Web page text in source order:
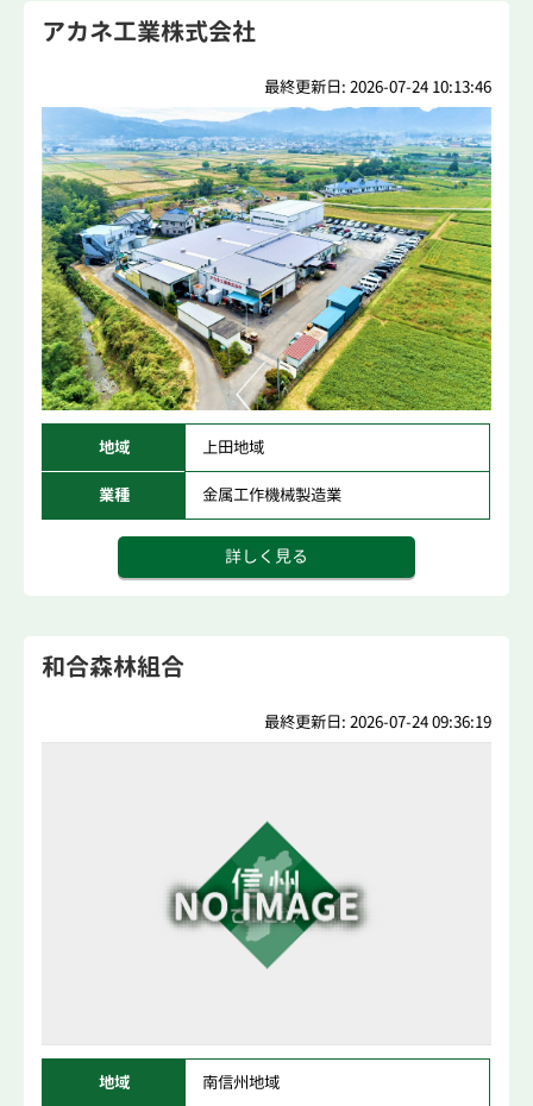
アカネ工業株式会社
最終更新日: 2026-07-24 10:13:46
地域 上田地域
業種 金属工作機械製造業
詳しく見る
和合森林組合
最終更新日: 2026-07-24 09:36:19
地域 南信州地域